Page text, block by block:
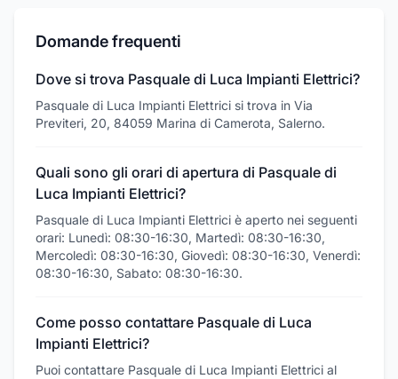
Domande frequenti
Dove si trova Pasquale di Luca Impianti Elettrici?
Pasquale di Luca Impianti Elettrici si trova in Via
Previteri, 20, 84059 Marina di Camerota, Salerno.
Quali sono gli orari di apertura di Pasquale di
Luca Impianti Elettrici?
Pasquale di Luca Impianti Elettrici è aperto nei seguenti
orari: Lunedì: 08:30-16:30, Martedì: 08:30-16:30,
Mercoledì: 08:30-16:30, Giovedì: 08:30-16:30, Venerdì:
08:30-16:30, Sabato: 08:30-16:30.
Come posso contattare Pasquale di Luca
Impianti Elettrici?
Puoi contattare Pasquale di Luca Impianti Elettrici al